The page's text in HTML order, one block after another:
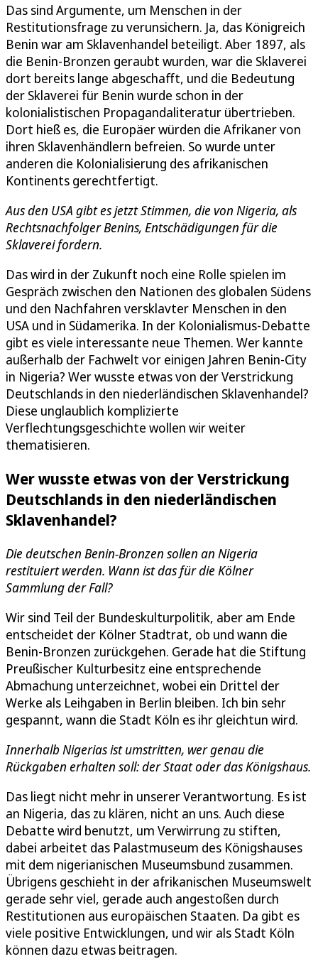
Das sind Argumente, um Menschen in der
Restitutionsfrage zu verunsichern. Ja, das Königreich
Benin war am Sklavenhandel beteiligt. Aber 1897, als
die Benin-Bronzen geraubt wurden, war die Sklaverei
dort bereits lange abgeschafft, und die Bedeutung
der Sklaverei für Benin wurde schon in der
kolonialistischen Propagandaliteratur übertrieben.
Dort hieß es, die Europäer würden die Afrikaner von
ihren Sklavenhändlern befreien. So wurde unter
anderen die Kolonialisierung des afrikanischen
Kontinents gerechtfertigt.
Aus den USA gibt es jetzt Stimmen, die von Nigeria, als
Rechtsnachfolger Benins, Entschädigungen für die
Sklaverei fordern.
Das wird in der Zukunft noch eine Rolle spielen im
Gespräch zwischen den Nationen des globalen Südens
und den Nachfahren versklavter Menschen in den
USA und in Südamerika. In der Kolonialismus-Debatte
gibt es viele interessante neue Themen. Wer kannte
außerhalb der Fachwelt vor einigen Jahren Benin-City
in Nigeria? Wer wusste etwas von der Verstrickung
Deutschlands in den niederländischen Sklavenhandel?
Diese unglaublich komplizierte
Verflechtungsgeschichte wollen wir weiter
thematisieren.
Wer wusste etwas von der Verstrickung
Deutschlands in den niederländischen
Sklavenhandel?
Die deutschen Benin-Bronzen sollen an Nigeria
restituiert werden. Wann ist das für die Kölner
Sammlung der Fall?
Wir sind Teil der Bundeskulturpolitik, aber am Ende
entscheidet der Kölner Stadtrat, ob und wann die
Benin-Bronzen zurückgehen. Gerade hat die Stiftung
Preußischer Kulturbesitz eine entsprechende
Abmachung unterzeichnet, wobei ein Drittel der
Werke als Leihgaben in Berlin bleiben. Ich bin sehr
gespannt, wann die Stadt Köln es ihr gleichtun wird.
Innerhalb Nigerias ist umstritten, wer genau die
Rückgaben erhalten soll: der Staat oder das Königshaus.
Das liegt nicht mehr in unserer Verantwortung. Es ist
an Nigeria, das zu klären, nicht an uns. Auch diese
Debatte wird benutzt, um Verwirrung zu stiften,
dabei arbeitet das Palastmuseum des Königshauses
mit dem nigerianischen Museumsbund zusammen.
Übrigens geschieht in der afrikanischen Museumswelt
gerade sehr viel, gerade auch angestoßen durch
Restitutionen aus europäischen Staaten. Da gibt es
viele positive Entwicklungen, und wir als Stadt Köln
können dazu etwas beitragen.